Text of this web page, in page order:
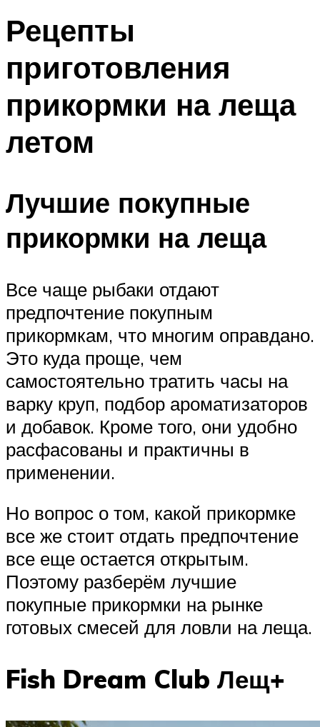
Рецепты
приготовления
прикормки на леща
летом
Лучшие покупные
прикормки на леща
Все чаще рыбаки отдают
предпочтение покупным
прикормкам, что многим оправдано.
Это куда проще, чем
самостоятельно тратить часы на
варку круп, подбор ароматизаторов
и добавок. Кроме того, они удобно
расфасованы и практичны в
применении.
Но вопрос о том, какой прикормке
все же стоит отдать предпочтение
все еще остается открытым.
Поэтому разберём лучшие
покупные прикормки на рынке
готовых смесей для ловли на леща.
Fish Dream Club Лещ+